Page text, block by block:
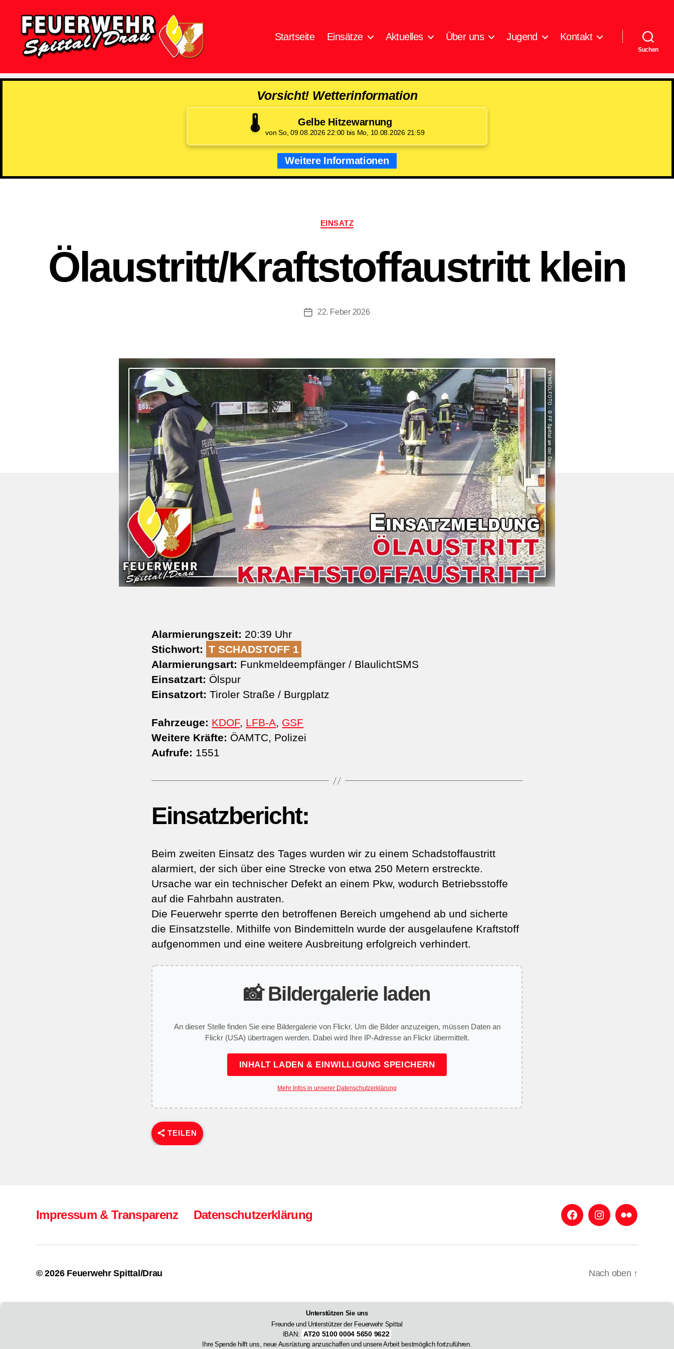
Spittal/Drau
Startseite Einsätze Aktuelles Über uns Jugend Kontakt
Suchen
Vorsicht! Wetterinformation
🌡️ Gelbe Hitzewarnung
von So, 09.08.2026 22:00 bis Mo, 10.08.2026 21:59
Weitere Informationen
Kategorien
EINSATZ
Ölaustritt/​Kraftstoffaustritt klein
Beitragsdatum
22. Feber 2026
Alarmierungszeit: 20:39 Uhr
Stichwort: T SCHADSTOFF 1
Alarmierungsart: Funkmeldeempfänger / BlaulichtSMS
Einsatzart: Ölspur
Einsatzort: Tiroler Straße / Burgplatz
Fahrzeuge: KDOF, LFB-A, GSF
Weitere Kräfte: ÖAMTC, Polizei
Aufrufe: 1551
Einsatzbericht:
Beim zweiten Einsatz des Tages wurden wir zu einem Schadstoffaustritt
alarmiert, der sich über eine Strecke von etwa 250 Metern erstreckte.
Ursache war ein technischer Defekt an einem Pkw, wodurch Betriebsstoffe
auf die Fahrbahn austraten.
Die Feuerwehr sperrte den betroffenen Bereich umgehend ab und sicherte
die Einsatzstelle. Mithilfe von Bindemitteln wurde der ausgelaufene Kraftstoff
aufgenommen und eine weitere Ausbreitung erfolgreich verhindert.
📸 Bildergalerie laden
An dieser Stelle finden Sie eine Bildergalerie von Flickr. Um die Bilder anzuzeigen, müssen Daten an
Flickr (USA) übertragen werden. Dabei wird Ihre IP-Adresse an Flickr übermittelt.
INHALT LADEN & EINWILLIGUNG SPEICHERN
Mehr Infos in unserer Datenschutzerklärung
TEILEN
Impressum & Transparenz Datenschutzerklärung FacebookInstagram
Flickr
© 2026 Feuerwehr Spittal/Drau Nach oben ↑
Unterstützen Sie uns
Freunde und Unterstützer der Feuerwehr Spittal
IBAN: AT20 5100 0004 5650 9622
Ihre Spende hilft uns, neue Ausrüstung anzuschaffen und unsere Arbeit bestmöglich fortzuführen.